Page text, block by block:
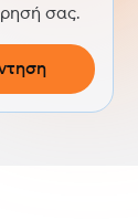
σας.